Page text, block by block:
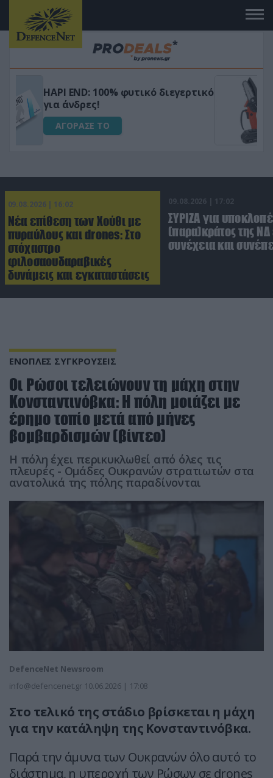
Μεταμόρφωσε τον κήπο σου με το
Ultra Box Μίνι Αλυσοπρίονο με
μπαταρία λιθίου
ΑΓΟΡΑΣΕ ΤΟ
09.08.2026 | 16:02
Νέα επίθεση των Χούθι με
πυραύλους και drones: Στο
στόχαστρο
φιλοσαουδαραβικές
δυνάμεις και εγκαταστάσεις
09.08.2026 | 17:02
ΣΥΡΙΖΑ για
(παρα)κράτος της ΝΔ
συνέχεια και
ΕΝΟΠΛΕΣ ΣΥΓΚΡΟΥΣΕΙΣ
Οι Ρώσοι τελειώνουν τη μάχη στην
Κονσταντινόβκα: Η πόλη μοιάζει με
έρημο τοπίο μετά από μήνες
βομβαρδισμών (βίντεο)
Η πόλη έχει περικυκλωθεί από όλες τις
πλευρές - Ομάδες Ουκρανών στρατιωτών στα
ανατολικά της πόλης παραδίνονται
DefenceNet Newsroom
info@defencenet.gr 10.06.2026 | 17:08
Στο τελικό της στάδιο βρίσκεται η μάχη
για την κατάληψη της Κονσταντινόβκα.
Παρά την άμυνα των Ουκρανών όλο αυτό το
διάστημα, η υπεροχή των Ρώσων σε drones